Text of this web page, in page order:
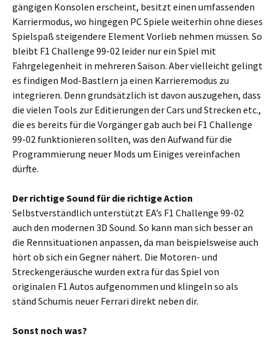
gängigen Konsolen erscheint, besitzt einen umfassenden
Karriermodus, wo hingegen PC Spiele weiterhin ohne dieses
Spielspaß steigendere Element Vorlieb nehmen müssen. So
bleibt F1 Challenge 99-02 leider nur ein Spiel mit
Fahrgelegenheit in mehreren Saison. Aber vielleicht gelingt
es findigen Mod-Bastlern ja einen Karrieremodus zu
integrieren. Denn grundsätzlich ist davon auszugehen, dass
die vielen Tools zur Editierungen der Cars und Strecken etc.,
die es bereits für die Vorgänger gab auch bei F1 Challenge
99-02 funktionieren sollten, was den Aufwand für die
Programmierung neuer Mods um Einiges vereinfachen
dürfte.
Der richtige Sound für die richtige Action
Selbstverständlich unterstützt EA’s F1 Challenge 99-02
auch den modernen 3D Sound. So kann man sich besser an
die Rennsituationen anpassen, da man beispielsweise auch
hört ob sich ein Gegner nähert. Die Motoren- und
Streckengeräusche wurden extra für das Spiel von
originalen F1 Autos aufgenommen und klingeln so als
ständ Schumis neuer Ferrari direkt neben dir.
Sonst noch was?